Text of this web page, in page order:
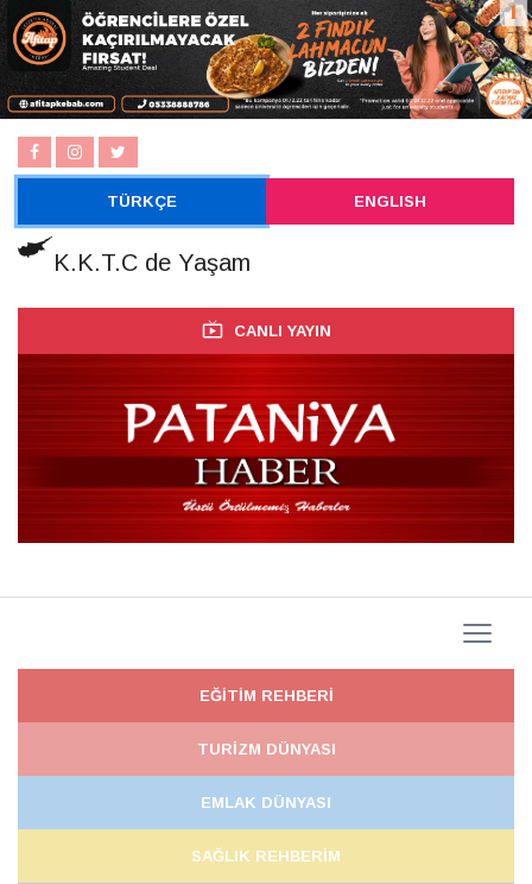
TÜRKÇE ENGLISH
K.K.T.C de Yaşam
CANLI YAYIN
EĞİTİM REHBERİ
TURİZM DÜNYASI
EMLAK DÜNYASI
SAĞLIK REHBERİM